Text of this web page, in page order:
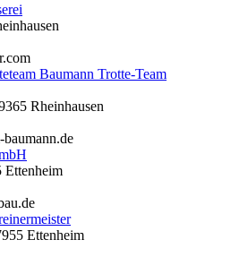
Baumann Trotte-Team
Rheinhausen
Ettenheim
Ettenheim